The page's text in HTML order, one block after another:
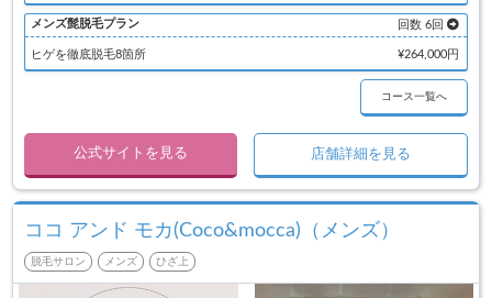
メンズ髭脱毛プラン 回数 6回
ヒゲを徹底脱毛8箇所 ¥264,000円
コース一覧へ
公式サイトを見る 店舗詳細を見る
ココ アンド モカ(Coco&mocca)（メンズ）
脱毛サロン メンズ ひざ上